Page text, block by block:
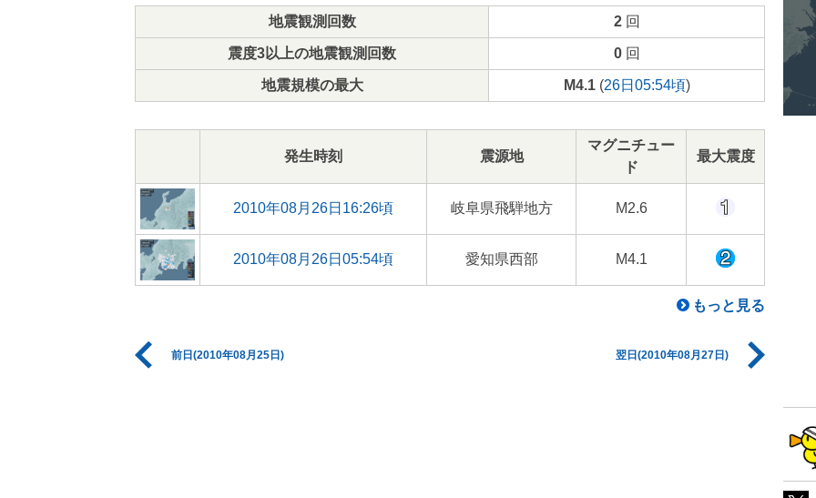
地震観測回数 2回
震度3以上の地震観測回数 0回
地震規模の最大 M4.1(26日05:54頃)
発生時刻 震源地
マグニチュー
ド
最大震度
2010年08月26日16:26頃 岐阜県飛騨地方 M2.6
2010年08月26日05:54頃 愛知県西部 M4.1
もっと見る
前日(2010年08月25日) 翌日(2010年08月27日)